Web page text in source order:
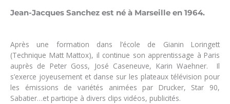
Jean-Jacques Sanchez est né à Marseille en 1964.
Après une formation dans l’école de Gianin Loringett
(Technique Matt Mattox), il continue son apprentissage à Paris
auprès de Peter Goss, José Caseneuve, Karin Waehner. Il
s’exerce joyeusement et danse sur les plateaux télévision pour
les émissions de variétés animées par Drucker, Star 90,
Sabatier…et participe à divers clips vidéos, publicités.